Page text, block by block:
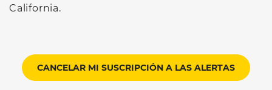
California.
CANCELAR MI SUSCRIPCIÓN A LAS ALERTAS